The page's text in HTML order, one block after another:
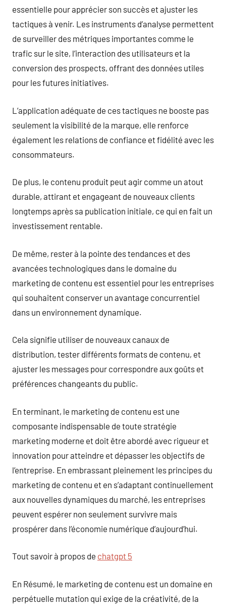
essentielle pour apprécier son succès et ajuster les
tactiques à venir. Les instruments d’analyse permettent
de surveiller des métriques importantes comme le
trafic sur le site, l’interaction des utilisateurs et la
conversion des prospects, offrant des données utiles
pour les futures initiatives.
L’application adéquate de ces tactiques ne booste pas
seulement la visibilité de la marque, elle renforce
également les relations de confiance et fidélité avec les
consommateurs.
De plus, le contenu produit peut agir comme un atout
durable, attirant et engageant de nouveaux clients
longtemps après sa publication initiale, ce qui en fait un
investissement rentable.
De même, rester à la pointe des tendances et des
avancées technologiques dans le domaine du
marketing de contenu est essentiel pour les entreprises
qui souhaitent conserver un avantage concurrentiel
dans un environnement dynamique.
Cela signifie utiliser de nouveaux canaux de
distribution, tester différents formats de contenu, et
ajuster les messages pour correspondre aux goûts et
préférences changeants du public.
En terminant, le marketing de contenu est une
composante indispensable de toute stratégie
marketing moderne et doit être abordé avec rigueur et
innovation pour atteindre et dépasser les objectifs de
l’entreprise. En embrassant pleinement les principes du
marketing de contenu et en s’adaptant continuellement
aux nouvelles dynamiques du marché, les entreprises
peuvent espérer non seulement survivre mais
prospérer dans l’économie numérique d’aujourd’hui.
Tout savoir à propos de chatgpt 5
En Résumé, le marketing de contenu est un domaine en
perpétuelle mutation qui exige de la créativité, de la